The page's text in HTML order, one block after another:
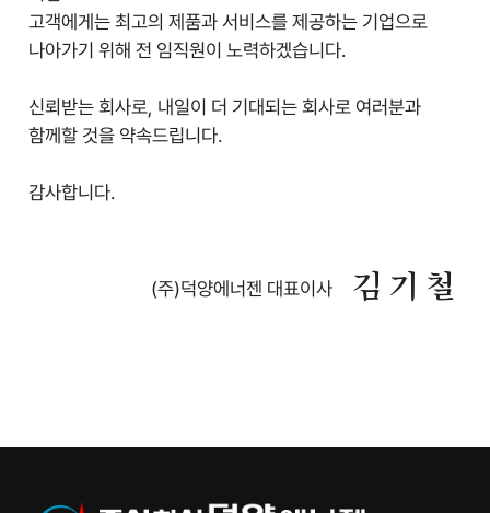
고객에게는 최고의 제품과 서비스를 제공하는 기업으로
나아가기 위해 전 임직원이 노력하겠습니다.
신뢰받는 회사로, 내일이 더 기대되는 회사로 여러분과
함께할 것을 약속드립니다.
감사합니다.
(주)덕양에너젠 대표이사 김기철